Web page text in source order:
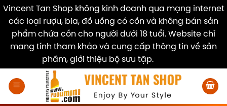
Vincent Tan Shop không kinh doanh qua mạng internet
các loại rượu, bia, đồ uống có cồn và không bán sản
phẩm chứa cồn cho người dưới 18 tuổi. Website chỉ
mang tính tham khảo và cung cấp thông tin về sản
phẩm, giới thiệu bộ sưu tập.